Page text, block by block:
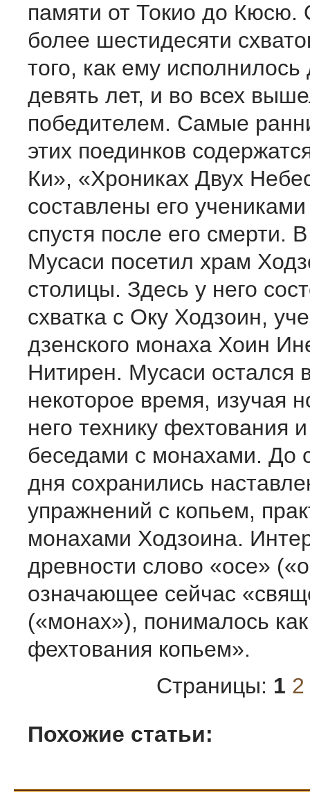
памяти от Токио до Кюсю.
более шестидесяти
того, как ему исполнилось
девять лет, и во всех
победителем. Самые
этих поединков
Ки», «Хрониках Двух
составлены его
спустя после его смерти.
Мусаси посетил храм
столицы. Здесь у него
схватка с Оку Ходзоин,
дзенского монаха Хоин
Нитирен. Мусаси остался
некоторое время, изучая
него технику фехтования
беседами с монахами. До
дня сохранились
упражнений с копьем,
монахами Ходзоина.
древности слово «осе»
означающее сейчас
(«монах»), понималось
фехтования копьем».
Страницы: 1 2
Похожие статьи: